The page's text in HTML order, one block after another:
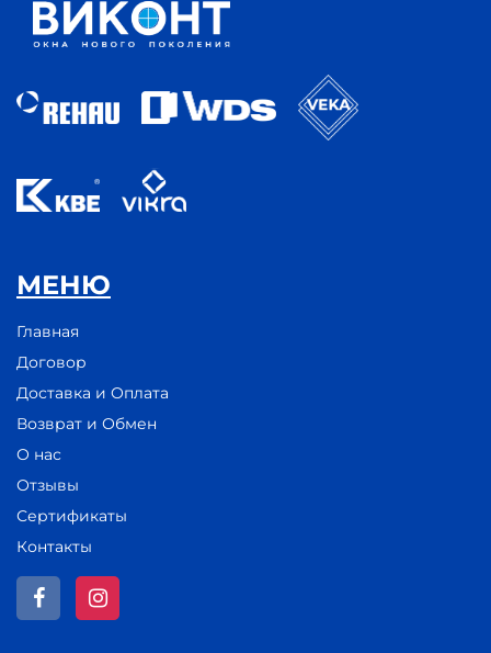
МЕНЮ
Главная
Договор
Доставка и Оплата
Возврат и Обмен
О нас
Отзывы
Сертификаты
Контакты